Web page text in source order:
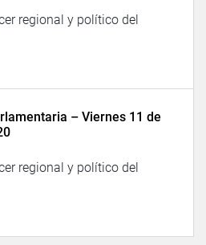
regional y político del
– Viernes 11 de
regional y político del